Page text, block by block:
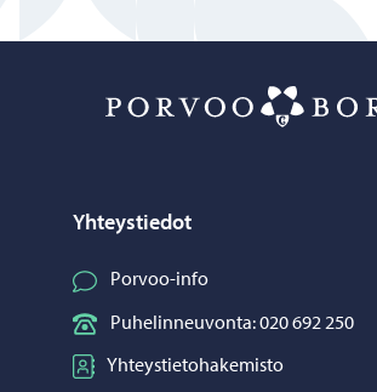
Yhteystiedot
Porvoo-info
Puhelinneuvonta: 020 692 250
Yhteystietohakemisto